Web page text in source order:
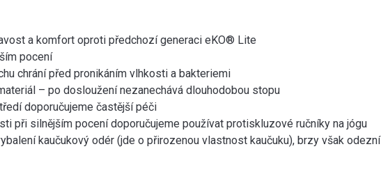
a komfort oproti předchozí generaci eKO® Lite
pocení
chrání před pronikáním vlhkosti a bakteriemi
– po dosloužení nezanechává dlouhodobou stopu
doporučujeme častější péči
při silnějším pocení doporučujeme používat protiskluzové ručníky na jógu
kaučukový odér (jde o přirozenou vlastnost kaučuku), brzy však odezní